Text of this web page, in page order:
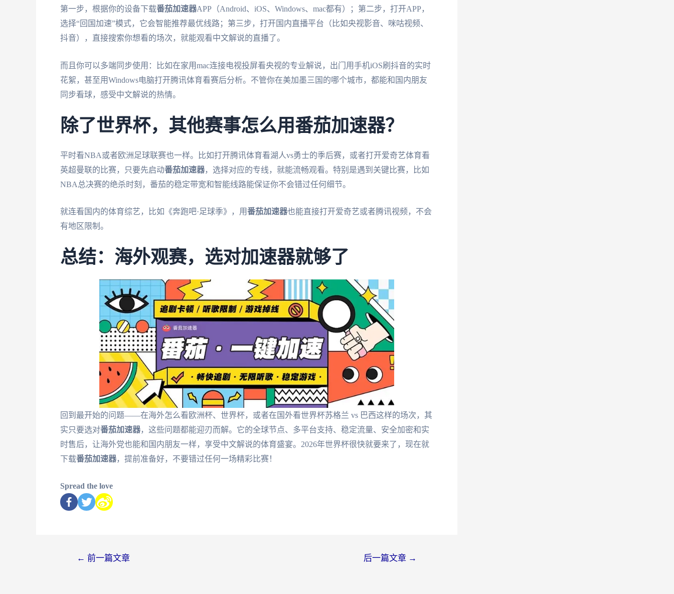
第一步，根据你的设备下载番茄加速器APP（Android、iOS、Windows、mac都有）；第二步，打开APP，
选择“回国加速”模式，它会智能推荐最优线路；第三步，打开国内直播平台（比如央视影音、咪咕视频、
抖音），直接搜索你想看的场次，就能观看中文解说的直播了。
而且你可以多端同步使用：比如在家用mac连接电视投屏看央视的专业解说，出门用手机iOS刷抖音的实时
花絮，甚至用Windows电脑打开腾讯体育看赛后分析。不管你在美加墨三国的哪个城市，都能和国内朋友
同步看球，感受中文解说的热情。
除了世界杯，其他赛事怎么用番茄加速器？
平时看NBA或者欧洲足球联赛也一样。比如打开腾讯体育看湖人vs勇士的季后赛，或者打开爱奇艺体育看
英超曼联的比赛，只要先启动番茄加速器，选择对应的专线，就能流畅观看。特别是遇到关键比赛，比如
NBA总决赛的绝杀时刻，番茄的稳定带宽和智能线路能保证你不会错过任何细节。
就连看国内的体育综艺，比如《奔跑吧·足球季》，用番茄加速器也能直接打开爱奇艺或者腾讯视频，不会
有地区限制。
总结：海外观赛，选对加速器就够了
回到最开始的问题——在海外怎么看欧洲杯、世界杯，或者在国外看世界杯苏格兰 vs 巴西这样的场次，其
实只要选对番茄加速器，这些问题都能迎刃而解。它的全球节点、多平台支持、稳定流量、安全加密和实
时售后，让海外党也能和国内朋友一样，享受中文解说的体育盛宴。2026年世界杯很快就要来了，现在就
下载番茄加速器，提前准备好，不要错过任何一场精彩比赛！
Spread the love
← 前一篇文章 后一篇文章 →